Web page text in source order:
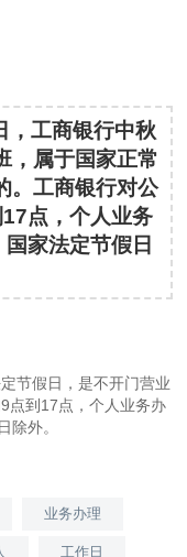
，工商银行中秋
，属于国家正常
。工商银行对公
点，个人业务
家法定节假日
节假日，是不开门营业
点到17点，个人业务办
除外。
业务办理
工作日